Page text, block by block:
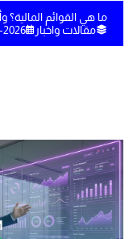
ما هي القوائم المالية؟
مقالات واخبار
2026